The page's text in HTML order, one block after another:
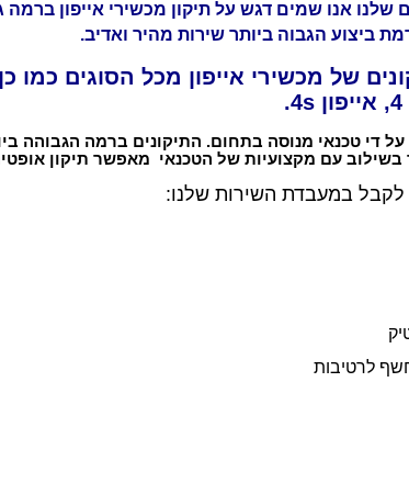
אנו שמים דגש על תיקון מכשירי אייפון ברמה
ביצוע הגבוה ביותר שירות מהיר ואדיב.
על די טכנאי מנוסה בתחום. התיקונים ברמה הגבוהה
עם מקצועיות של הטכנאי מאפשר תיקון
לקבל במעבדת השירות שלנו:
לרטיבות